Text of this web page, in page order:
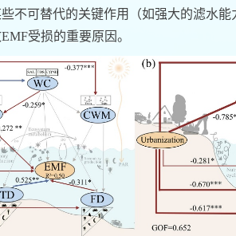
不可替代的关键作用 （如强大的滤水能
EMF受损的重要原因。